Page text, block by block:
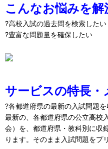
こんなお悩みを解
?高校入試の過去問を検索したい
?豊富な問題量を確保したい
サービスの特長・
?各都道府県の最新の入試問題
最新の、各都道府県の公立高校
会）を、都道府県・教科別に収
ります。そのまま入試問題をプ